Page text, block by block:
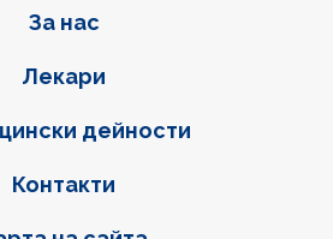
За нас
Лекари
дейности
Контакти